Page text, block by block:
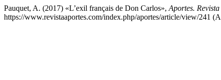
Pauquet, A. (2017) «L’exil français de Don Carlos», Aportes.
https://www.revistaaportes.com/index.php/aportes/article/view/241